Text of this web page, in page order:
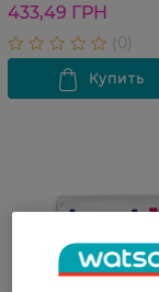
433,49 ГРН